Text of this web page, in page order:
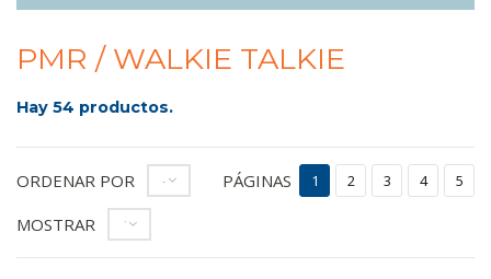
PMR / WALKIE TALKIE
Hay 54 productos.
ORDENAR POR --
MOSTRAR 12
PÁGINAS 1 2 3 4 5